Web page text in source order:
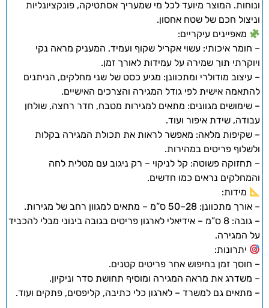
ונוחות. המוצר מיועד לכל מי שמעריך אסתטיקה, פונקציונליות
וניצול חכם של שטח אחסון.
מאפיינים עיקריים:
– חומר איכותי: עשוי אקריל שקוף ועמיד, המעניק מראה נקי
ויוקרתי תוך שמירה על עמידות לאורך זמן.
– עיצוב מודולרי ומתכוונן: מגיע כסט של שני מחלקים, הניתנים
להתאמה אישית לפי גודל המגירה והצרכים האישיים.
– שימושים מגוונים: מתאים למגירות מטבח, חדר רחצה, שולחן
עבודה, שידת איפור ועוד.
– שקיפות מלאה: מאפשר לראות את תכולת המגירה בקלות
ולשלוף פריטים במהירות.
– תחזוקה פשוטה: קל לניקוי – רק ניגוב עם מטלית לחה
והמחלקים נראים כמו חדשים.
מידות:
– אורך מתכוונן: 28–50 ס”מ – מתאים למגוון רחב של מגירות.
– גובה: 8 ס”מ – אידיאלי לארגון פריטים בגובה בינוני מבלי להכביד
על המגירה.
יתרונות:
– חוסך זמן בחיפוש אחר פריטים קטנים.
– משדרג את מראה המגירה ומוסיף תחושת סדר וניקיון.
– מתאים גם למשרד – לארגון כלי כתיבה, קליפסים, פתקים ועוד.